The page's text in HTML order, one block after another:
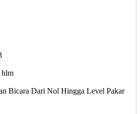
hlm
Bicara Dari Nol Hingga Level Pakar